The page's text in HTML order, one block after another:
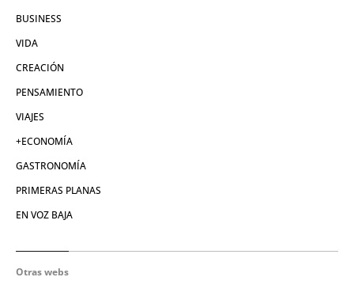
BUSINESS
VIDA
CREACIÓN
PENSAMIENTO
VIAJES
+ECONOMÍA
GASTRONOMÍA
PRIMERAS PLANAS
EN VOZ BAJA
Otras webs